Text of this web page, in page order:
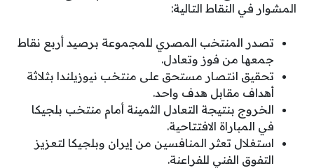
المشوار في النقاط التالية:
تصدر المنتخب المصري للمجموعة برصيد أربع نقاط
جمعها من فوز وتعادل.
تحقيق انتصار مستحق على منتخب نيوزيلندا بثلاثة
أهداف مقابل هدف واحد.
الخروج بنتيجة التعادل الثمينة أمام منتخب بلجيكا
في المباراة الافتتاحية.
استغلال تعثر المنافسين من إيران وبلجيكا لتعزيز
التفوق الفني للفراعنة.